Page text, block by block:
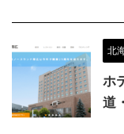
北
ホ
道